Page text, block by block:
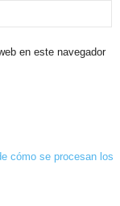
en este navegador
cómo se procesan los